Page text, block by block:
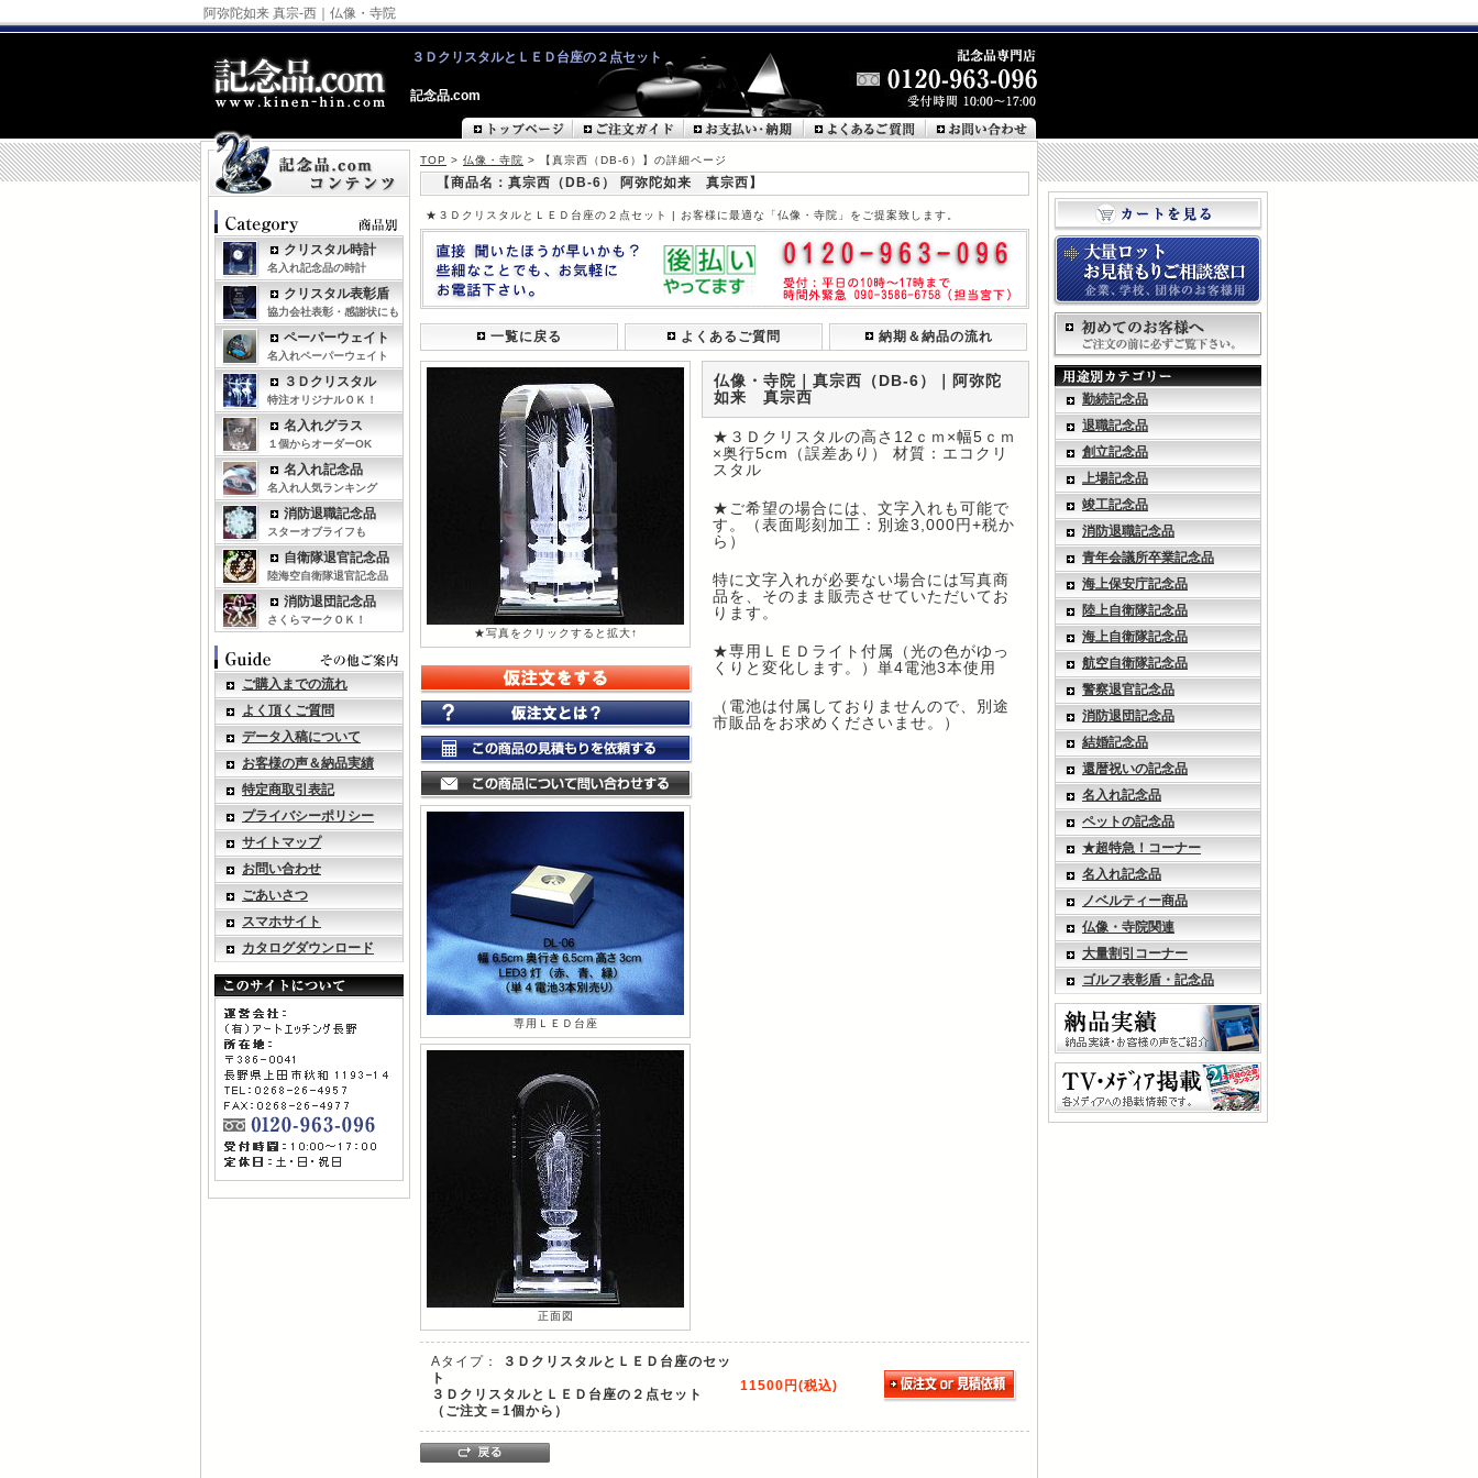
阿弥陀如来 真宗-西｜仏像・寺院
３ＤクリスタルとＬＥＤ台座の２点セット
記念品.com
TOP > 仏像・寺院 > 【真宗西（DB-6）】の詳細ページ
【商品名：真宗西（DB-6） 阿弥陀如来 真宗西】
★３ＤクリスタルとＬＥＤ台座の２点セット | お客様に最適な「仏像・寺院」をご提案致します。
一覧に戻る よくあるご質問 納期＆納品の流れ
★写真をクリックすると拡大↑
専用ＬＥＤ台座
正面図
仏像・寺院｜真宗西（DB-6）｜阿弥陀
如来 真宗西
★３Ｄクリスタルの高さ12ｃｍ×幅5ｃｍ
×奥行5cm（誤差あり） 材質：エコクリ
スタル
★ご希望の場合には、文字入れも可能で
す。（表面彫刻加工：別途3,000円+税か
ら）
特に文字入れが必要ない場合には写真商
品を、そのまま販売させていただいてお
ります。
★専用ＬＥＤライト付属（光の色がゆっ
くりと変化します。）単4電池3本使用
（電池は付属しておりませんので、別途
市販品をお求めくださいませ。）
Aタイプ：
３ＤクリスタルとＬＥＤ台座のセッ
ト
３ＤクリスタルとＬＥＤ台座の２点セット
（ご注文＝1個から）
11500円(税込)
クリスタル時計
名入れ記念品の時計
クリスタル表彰盾
協力会社表彰・感謝状にも
ペーパーウェイト
名入れペーパーウェイト
３Ｄクリスタル
特注オリジナルＯＫ！
名入れグラス
１個からオーダーOK
名入れ記念品
名入れ人気ランキング
消防退職記念品
スターオブライフも
自衛隊退官記念品
陸海空自衛隊退官記念品
消防退団記念品
さくらマークＯＫ！
ご購入までの流れ
よく頂くご質問
データ入稿について
お客様の声＆納品実績
特定商取引表記
プライバシーポリシー
サイトマップ
お問い合わせ
ごあいさつ
スマホサイト
カタログダウンロード
勤続記念品
退職記念品
創立記念品
上場記念品
竣工記念品
消防退職記念品
青年会議所卒業記念品
海上保安庁記念品
陸上自衛隊記念品
海上自衛隊記念品
航空自衛隊記念品
警察退官記念品
消防退団記念品
結婚記念品
還暦祝いの記念品
名入れ記念品
ペットの記念品
★超特急！コーナー
名入れ記念品
ノベルティー商品
仏像・寺院関連
大量割引コーナー
ゴルフ表彰盾・記念品